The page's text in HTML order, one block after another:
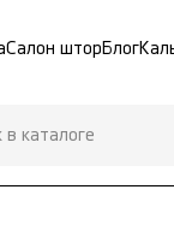
Салон штор Блог